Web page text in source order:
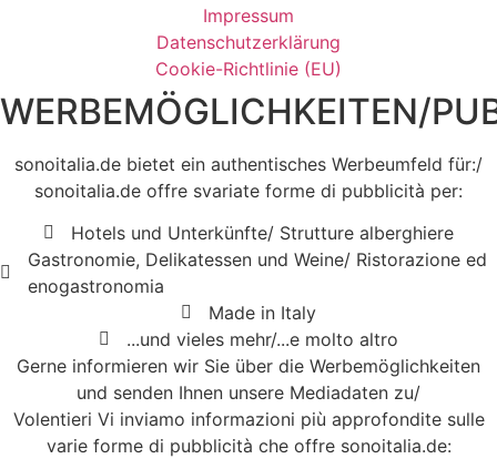
Impressum
Datenschutzerklärung
Cookie-Richtlinie (EU)
WERBEMÖGLICHKEITEN/
sonoitalia.de bietet ein authentisches Werbeumfeld für:/
sonoitalia.de offre svariate forme di pubblicità per:
Hotels und Unterkünfte/ Strutture alberghiere
Gastronomie, Delikatessen und Weine/ Ristorazione ed
enogastronomia
Made in Italy
...und vieles mehr/...e molto altro
Gerne informieren wir Sie über die Werbemöglichkeiten
und senden Ihnen unsere Mediadaten zu/
Volentieri Vi inviamo informazioni più approfondite sulle
varie forme di pubblicità che offre sonoitalia.de: